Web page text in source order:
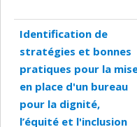
Identification de
stratégies et bonnes
pratiques pour la
en place d'un bureau
pour la dignité,
l’équité et l'inclusion